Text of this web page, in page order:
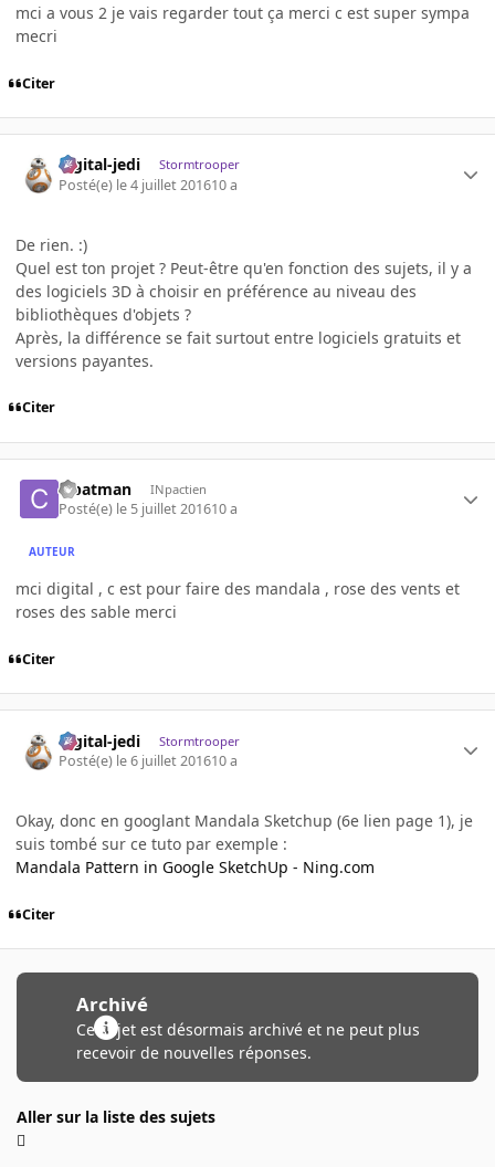
mci a vous 2 je vais regarder tout ça merci c est super sympa
mecri
Citer
digital-jedi Stormtrooper
Posté(e) le 4 juillet 201610 a
De rien. :)
Quel est ton projet ? Peut-être qu'en fonction des sujets, il y a
des logiciels 3D à choisir en préférence au niveau des
bibliothèques d'objets ?
Après, la différence se fait surtout entre logiciels gratuits et
versions payantes.
Citer
cfbatman INpactien
Posté(e) le 5 juillet 201610 a
AUTEUR
mci digital , c est pour faire des mandala , rose des vents et
roses des sable merci
Citer
digital-jedi Stormtrooper
Posté(e) le 6 juillet 201610 a
Okay, donc en googlant Mandala Sketchup (6e lien page 1), je
suis tombé sur ce tuto par exemple :
Mandala Pattern in Google SketchUp - Ning.com
Citer
Archivé
Ce sujet est désormais archivé et ne peut plus
recevoir de nouvelles réponses.
Aller sur la liste des sujets